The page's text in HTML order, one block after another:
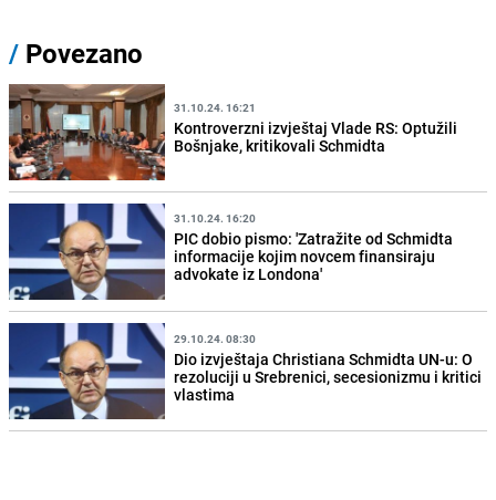
/ Povezano
31.10.24. 16:21
Kontroverzni izvještaj Vlade RS: Optužili
Bošnjake, kritikovali Schmidta
31.10.24. 16:20
PIC dobio pismo: 'Zatražite od Schmidta
informacije kojim novcem finansiraju
advokate iz Londona'
29.10.24. 08:30
Dio izvještaja Christiana Schmidta UN-u: O
rezoluciji u Srebrenici, secesionizmu i kritici
vlastima